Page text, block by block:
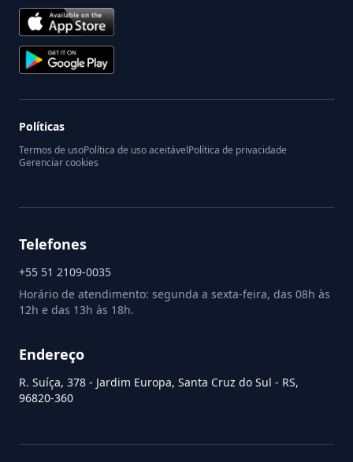
Políticas
Termos de usoPolítica de uso aceitávelPolítica de privacidade
Gerenciar cookies
Telefones
+55 51 2109-0035
Horário de atendimento: segunda a sexta-feira, das 08h às
12h e das 13h às 18h.
Endereço
R. Suíça, 378 - Jardim Europa, Santa Cruz do Sul - RS,
96820-360